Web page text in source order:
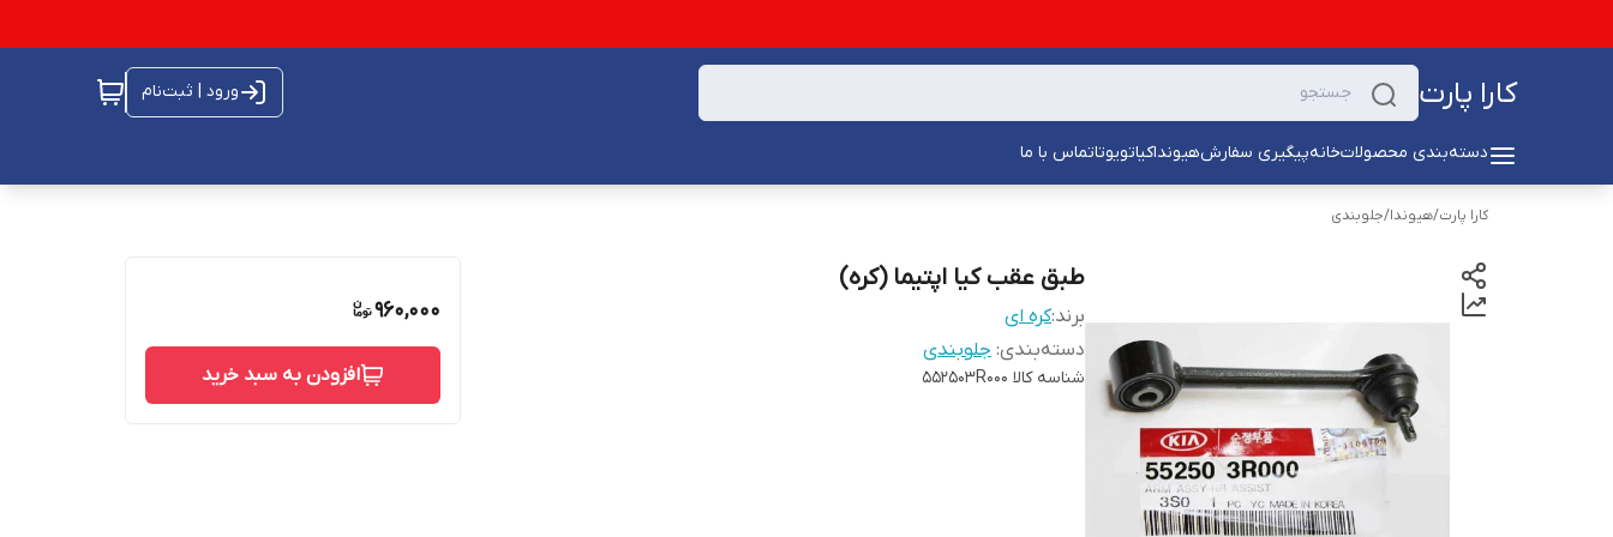
کارا پارت ورود | ثبت‌نام
دسته‌بندی محصولاتخانهپیگیری سفارشهیونداکیاتویوتاتماس با ما
کارا پارت/هیوندا/جلوبندی
طبق عقب کیا اپتیما (کره)
برند:کره ای
دسته‌بندی: جلوبندی
شناسه کالا 552503R000
960,000
افزودن به سبد خرید